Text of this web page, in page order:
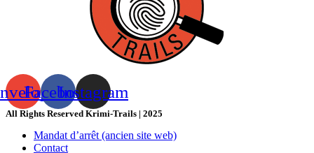
FacebookInstagram
All Rights Reserved Krimi-Trails | 2025
Mandat d’arrêt (ancien site web)
Contact